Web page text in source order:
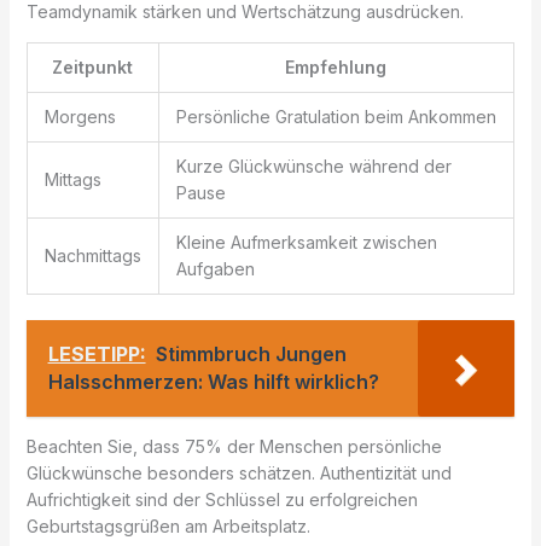
Teamdynamik stärken und Wertschätzung ausdrücken.
Zeitpunkt Empfehlung
Morgens Persönliche Gratulation beim Ankommen
Mittags
Kurze Glückwünsche während der
Pause
Nachmittags
Kleine Aufmerksamkeit zwischen
Aufgaben
LESETIPP: Stimmbruch Jungen
Halsschmerzen: Was hilft wirklich?
Beachten Sie, dass 75% der Menschen persönliche
Glückwünsche besonders schätzen. Authentizität und
Aufrichtigkeit sind der Schlüssel zu erfolgreichen
Geburtstagsgrüßen am Arbeitsplatz.